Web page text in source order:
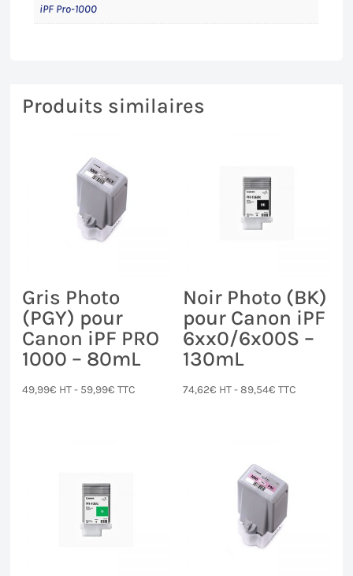
iPF Pro-1000
Produits similaires
Gris Photo
(PGY) pour
Canon iPF PRO
1000 – 80mL
49,99€ HT - 59,99€ TTC
Noir Photo (BK)
pour Canon iPF
6xx0/6x00S –
130mL
74,62€ HT -89,54€ TTC